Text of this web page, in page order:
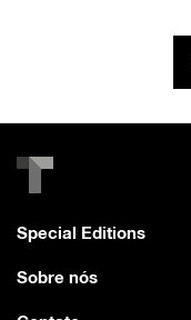
Special Editions
Sobre nós